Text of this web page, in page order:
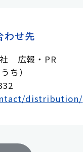
わせ先
社 広報・PR
ち）
distribution/